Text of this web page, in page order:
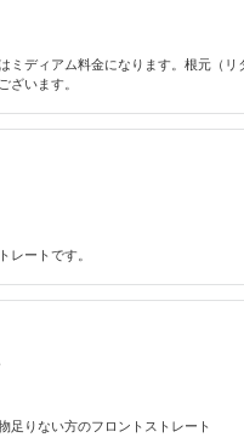
ミディアム料金になります。根元（リ
ざいます。
レートです。
足りない方のフロントストレート